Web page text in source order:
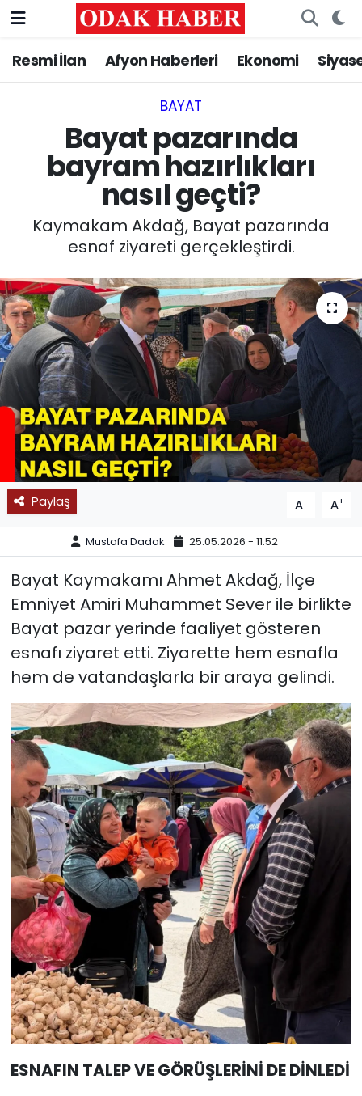
Resmi İlan Afyon Haberleri Ekonomi
BAYAT
Bayat pazarında
bayram hazırlıkları
nasıl geçti?
Kaymakam Akdağ, Bayat pazarında
esnaf ziyareti gerçekleştirdi.
Paylaş A- A+
Mustafa Dadak 25.05.2026 - 11:52
Bayat Kaymakamı Ahmet Akdağ, İlçe
Emniyet Amiri Muhammet Sever ile birlikte
Bayat pazar yerinde faaliyet gösteren
esnafı ziyaret etti. Ziyarette hem esnafla
hem de vatandaşlarla bir araya gelindi.
ESNAFIN TALEP VE GÖRÜŞLERİNİ DE DİNLEDİ
AFYONKARAHİSAR HABERLERİ
ASAYİŞ
GÜNCEL
SİYASET
MAGAZİN
SAĞLIK
SPOR
11:11 MANŞET
Nöbetçi Eczaneler
Trafik Durumu
Süper Lig Puan Durumu ve Fikstür
Tüm Manşetler
Haber Arşivi